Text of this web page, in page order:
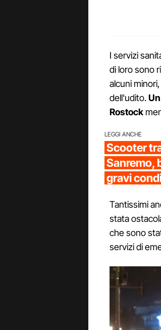
I servizi
di loro sono
alcuni
dell'udito.
Rostock
LEGGI ANCHE
Scooter
Sanremo,
gravi
Tantissimi
stata
che sono
servizi di